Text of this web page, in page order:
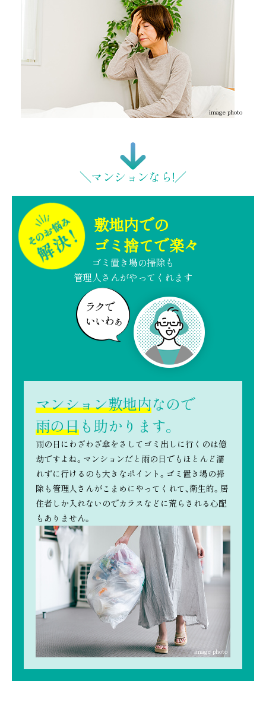
image photo
＼マンションなら!／
敷地内での
ゴミ捨てで楽々
ゴミ置き場の掃除も
管理人さんがやってくれます
マンション敷地内なので
雨の日も助かります。
雨の日にわざわざ傘をさしてゴミ出しに行くのは億
劫ですよね。 マンションだと雨の日でもほとんど濡
れずに行けるのも大きなポイント。ゴミ置き場の掃
除も管理人さんがこまめにやってくれて、衛生的。 居
住者しか入れないのでカラスなどに荒らされる心配
もありません。
image photo